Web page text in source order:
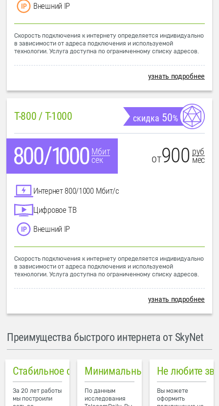
Внешний IP
Скорость подключения к интернету определяется индивидуально
в зависимости от адреса подключения и используемой
технологии. Услуга доступна по ограниченному списку адресов.
узнать подробнее
T-800 / T-1000 скидка 50%
Мбит
сек
от900 руб
мес
Интернет 800/1000 Мбит/с
Цифровое ТВ
Внешний IP
Скорость подключения к интернету определяется индивидуально
в зависимости от адреса подключения и используемой
технологии. Услуга доступна по ограниченному списку адресов.
узнать подробнее
Преимущества быстрого интернета от SkyNet
Стабильное соединение
За 20 лет работы
мы построили
Минимальный пинг в городе
По данным
исследования
Не любите
Вы можете
оформить